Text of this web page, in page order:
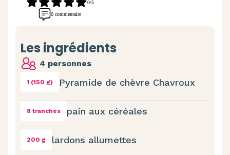
0/5
0 commentaire
Les ingrédients
4 personnes
1 (150 g) Pyramide de chèvre Chavroux
8 tranches pain aux céréales
200 g lardons allumettes